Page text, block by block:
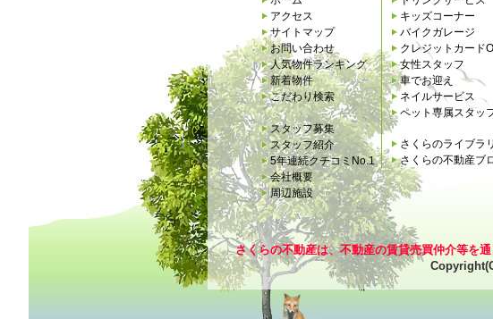
アクセス
サイトマップ
お問い合わせ
人気物件ランキング
新着物件
こだわり検索
スタッフ募集
スタッフ紹介
5年連続クチコミNo.1
会社概要
周辺施設
キッズコーナー
バイクガレージ
クレジットカード
女性スタッフ
車でお迎え
ネイルサービス
ペット専属スタッ
さくらのライブラリ
さくらの不動産ブ
さくらの不動産は、不動産の賃貸売買仲介等を